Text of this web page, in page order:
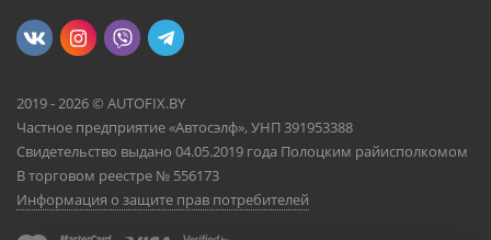
2019 - 2026 © AUTOFIX.BY
Частное предприятие «Автосэлф», УНП 391953388
Свидетельство выдано 04.05.2019 года Полоцким райисполкомом
В торговом реестре № 556173
Информация о защите прав потребителей